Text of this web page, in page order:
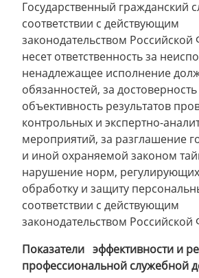
Государственный гражданский
соответствии с действующим
законодательством
несет ответственность за
ненадлежащее исполнение
обязанностей, за
объективность результатов
контрольных и экспертно-
мероприятий, за разглашение
и иной охраняемой законом
нарушение норм,
обработку и защиту
соответствии с действующим
законодательством
Показатели эффективности и
профессиональной служебной